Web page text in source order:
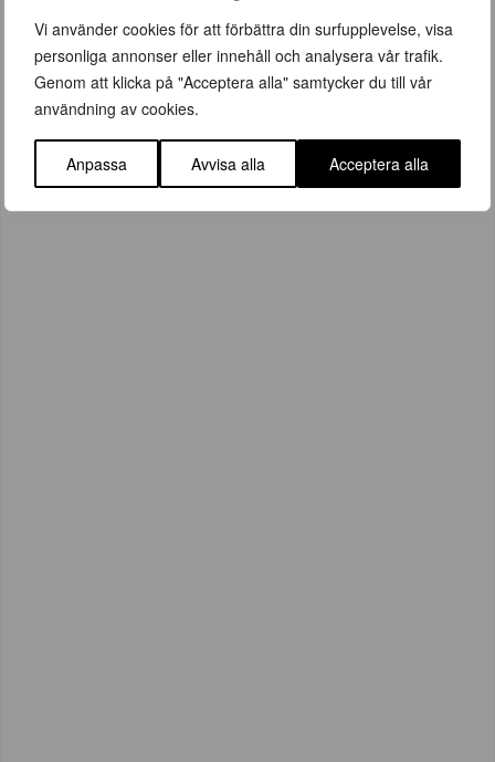
Vi använder cookies för att förbättra din surfupplevelse, visa
personliga annonser eller innehåll och analysera vår trafik.
Genom att klicka på "Acceptera alla" samtycker du till vår
användning av cookies.
Anpassa Avvisa alla Acceptera alla
Kontakt